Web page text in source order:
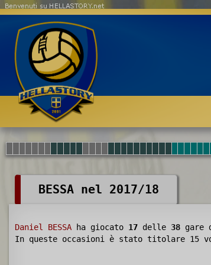
Benvenuti su HELLASTORY.net
BESSA nel 2017/18
Daniel BESSA ha giocato 17 delle 38 gare
In queste occasioni è stato titolare 15